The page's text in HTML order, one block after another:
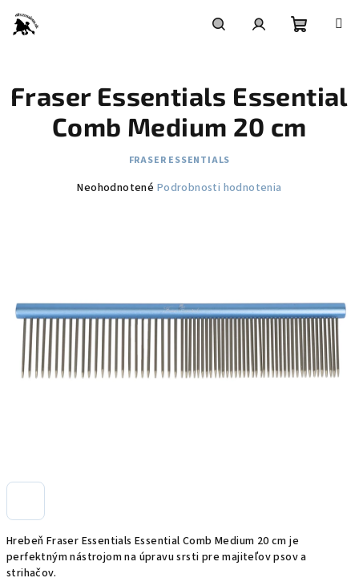
obsah
košík
Hrebeň Fraser Essentials Essential Comb Medium 20 cm je
perfektným nástrojom na úpravu srsti pre majiteľov psov a
strihačov.
Fraser Essentials Essential
Comb Medium 20 cm
FRASER ESSENTIALS
Priemerné
hviezdičiek.
Neohodnotené Podrobnosti hodnotenia